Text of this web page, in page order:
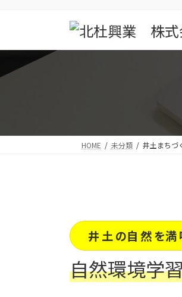
ン
へ
プ
ー
ョ
動
HOME 未分類 井土まちづ
井 土 の自 然 を満
自然環境学